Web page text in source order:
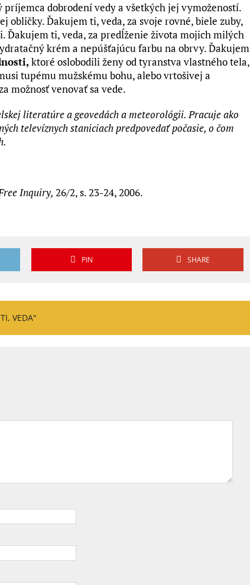
príjemca dobrodení vedy a všetkých jej vymožeností.
obličky. Ďakujem ti, veda, za svoje rovné, biele zuby,
ti, veda, za predĺženie života mojich milých
krém a nepúšťajúcu farbu na obrvy. Ďakujem
ktoré oslobodili ženy od tyranstva vlastného tela,
tupému mužskému bohu, alebo vrtošivej a
možnosť venovať sa vede.
literatúre a geovedách a meteorológii. Pracuje ako
televíznych staniciach predpovedať počasie, o čom
Inquiry, 26/2, s. 23-24, 2006.
PIN SHARE
VEDA"